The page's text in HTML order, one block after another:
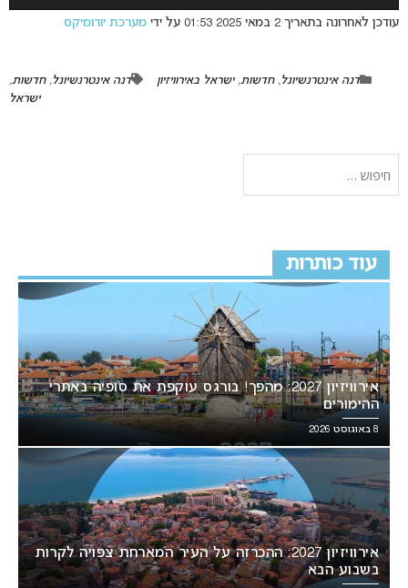
עודכן לאחרונה בתאריך 2 במאי 2025 01:53 על ידי מערכת יורומיקס
דנה אינטרנשיונל,חדשות,ישראל באירוויזיון דנה אינטרנשיונל,חדשות,
ישראל
עוד כותרות
אירוויזיון 2027: מהפך! בורגס עוקפת את סופיה באתרי
ההימורים
8 באוגוסט 2026
אירוויזיון 2027: ההכרזה על העיר המארחת צפויה לקרות
בשבוע הבא